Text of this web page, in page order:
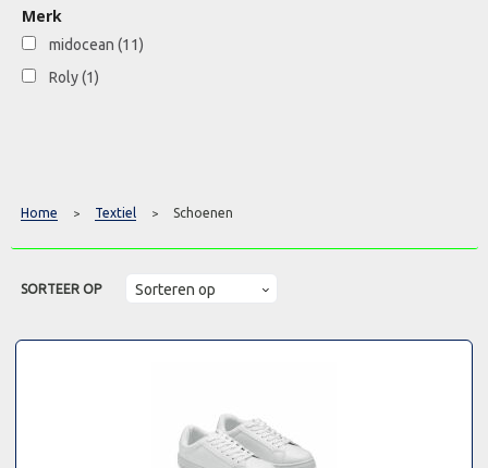
Merk
midocean (11)
Roly (1)
Home > Textiel > Schoenen
SORTEER OP